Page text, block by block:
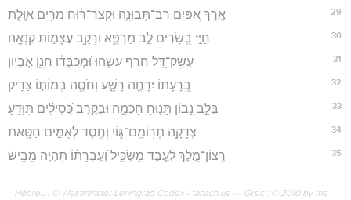
29 אֶ֣רֶךְ אַ֭פַּיִם רַב־תְּבוּנָ֑ה וּקְצַר־ר֝֗וּחַ מֵרִ֥ים אִוֶּֽלֶת׃
30 חַיֵּ֣י בְ֭שָׂרִים לֵ֣ב מַרְפֵּ֑א וּרְקַ֖ב עֲצָמ֣וֹת קִנְאָֽה׃
31 עֹ֣שֵֽׁק־דָּ֭ל חֵרֵ֣ף עֹשֵׂ֑הוּ וּ֝מְכַבְּד֗וֹ חֹנֵ֥ן אֶבְיֽוֹן׃
32 בְּֽ֭רָעָתוֹ יִדָּחֶ֣ה רָשָׁ֑ע וְחֹסֶ֖ה בְמוֹת֣וֹ צַדִּֽיק׃
33 בְּלֵ֣ב נָ֭בוֹן תָּנ֣וּחַ חָכְמָ֑ה וּבְקֶ֥רֶב כְּ֝סִילִ֗ים תִּוָּדֵֽעַ׃
34 צְדָקָ֥ה תְרֽוֹמֵֽם־גּ֑וֹי וְחֶ֖סֶד לְאֻמִּ֣ים חַטָּֽאת׃
35 רְֽצוֹן־מֶ֭לֶךְ לְעֶ֣בֶד מַשְׂכִּ֑יל וְ֝עֶבְרָת֗וֹ תִּהְיֶ֥ה מֵבִֽישׁ׃
Hébreu : © Westminster Leningrad Codex - tanach.us --- Grec : © 2010 by the